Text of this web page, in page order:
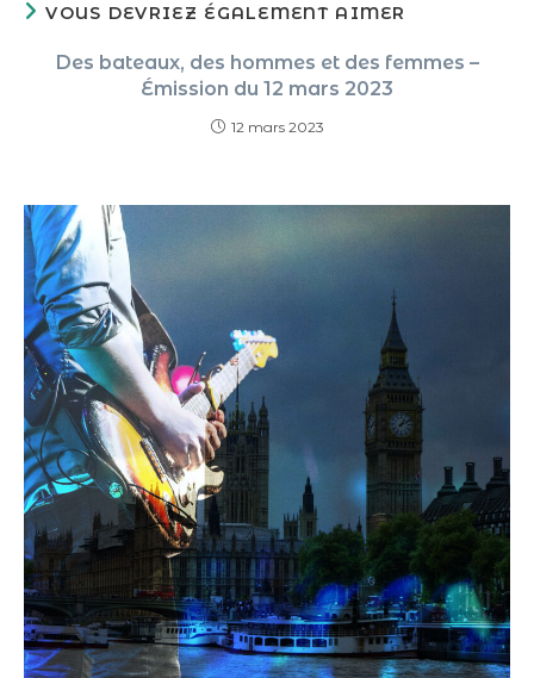
VOUS DEVRIEZ ÉGALEMENT AIMER
Des bateaux, des hommes et des femmes –
Émission du 12 mars 2023
12 mars 2023